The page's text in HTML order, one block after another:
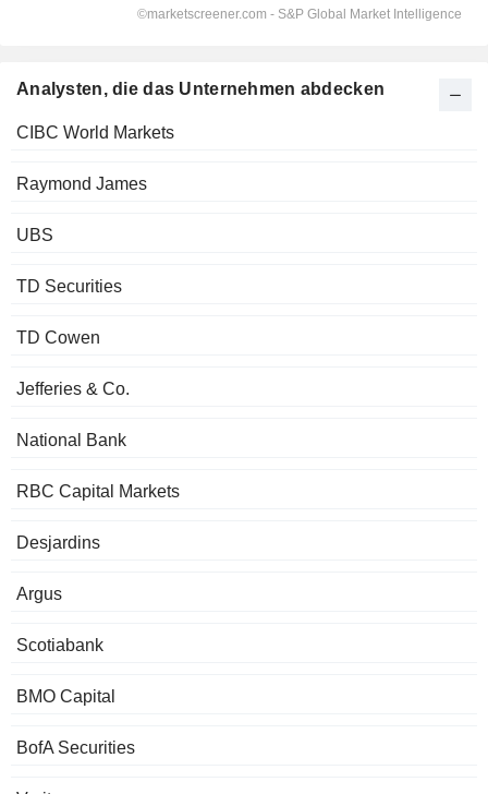
Analysten, die das Unternehmen abdecken
CIBC World Markets
Raymond James
UBS
TD Securities
TD Cowen
Jefferies & Co.
National Bank
RBC Capital Markets
Desjardins
Argus
Scotiabank
BMO Capital
BofA Securities